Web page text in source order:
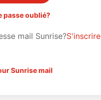
passe oublié?
mail Sunrise?S'inscrire
Sunrise mail